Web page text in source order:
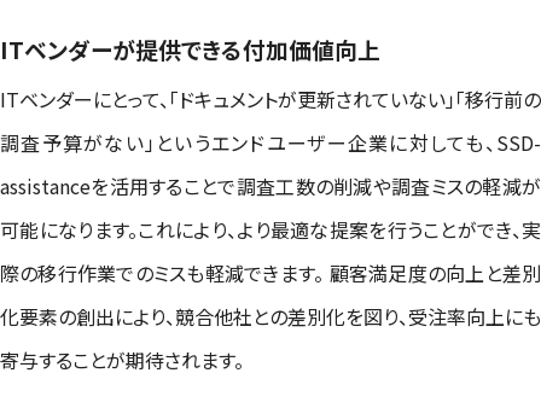
ITベンダーが提供できる付加価値向上
ITベンダーにとって、「ドキュメントが更新されていない」「移行前の
調査予算がない」というエンドユーザー企業に対しても、SSD-
assistanceを活用することで調査工数の削減や調査ミスの軽減が
可能になります。これにより、より最適な提案を行うことができ、実
際の移行作業でのミスも軽減できます。 顧客満足度の向上と差別
化要素の創出により、競合他社との差別化を図り、受注率向上にも
寄与することが期待されます。